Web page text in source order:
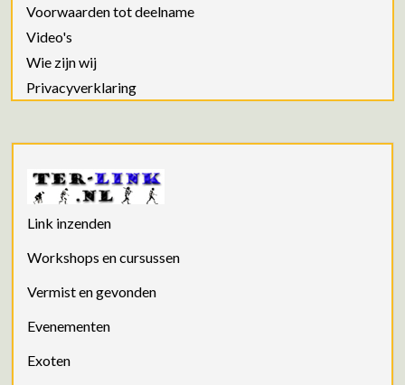
Voorwaarden tot deelname
Video's
Wie zijn wij
Privacyverklaring
Link inzenden
Workshops en cursussen
Vermist en gevonden
Evenementen
Exoten